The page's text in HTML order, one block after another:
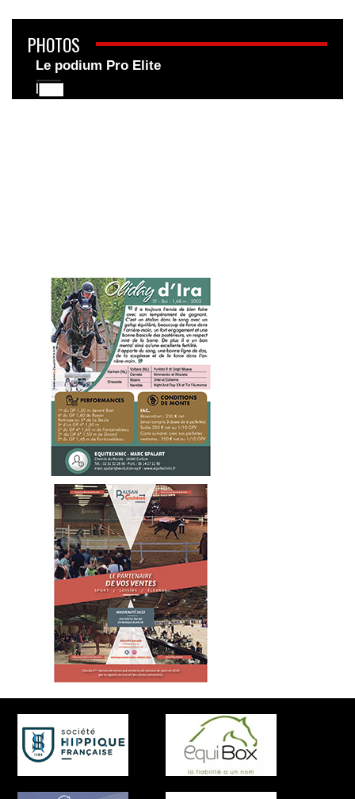
PHOTOS
Le podium Pro Elite